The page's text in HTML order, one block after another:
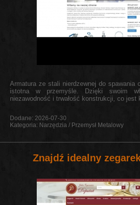
Armatura ze stali nierdzewnej do spawania
istotna w przemyśle. Dzięki swoim
niezawodność i trwałość konstrukcji, co jest
Dodane: 2026-07-30
Kategoria: Narzędzia / Przemysł Metalowy
Znajdź idealny